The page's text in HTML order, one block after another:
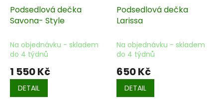
Podsedlová dečka
Savona- Style
Na objednávku - skladem
do 4 týdnů
1 550 Kč
DETAIL
Podsedlová dečka
Larissa
Na objednávku - skladem
do 4 týdnů
650 Kč
DETAIL